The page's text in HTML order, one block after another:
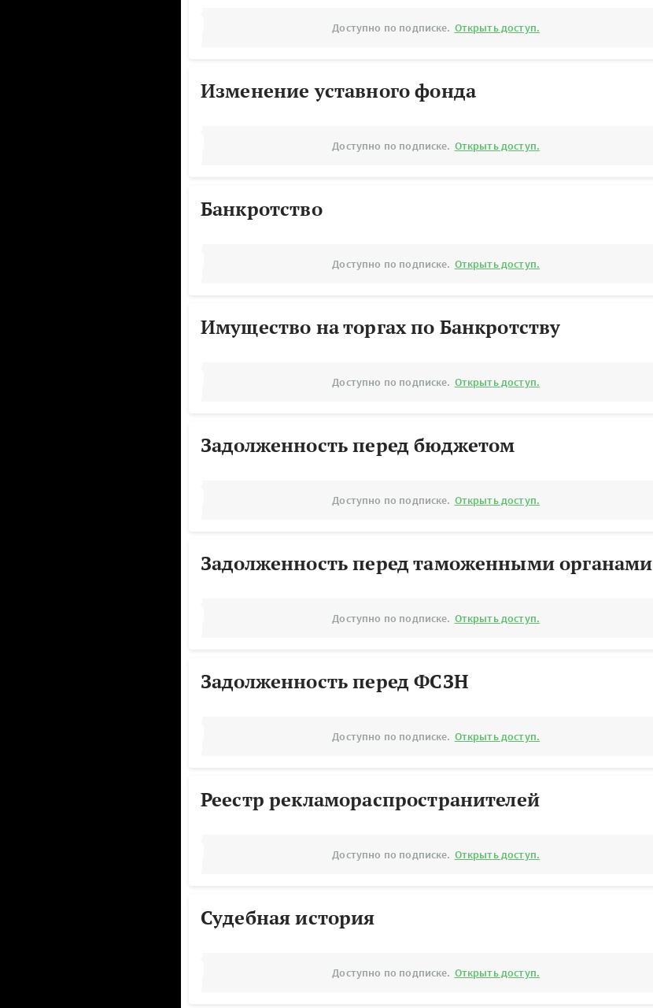
Доступно по подписке. Открыть доступ.
Изменение уставного фонда
Доступно по подписке. Открыть доступ.
Банкротство
Доступно по подписке. Открыть доступ.
Имущество на торгах по Банкротству
Доступно по подписке. Открыть доступ.
Задолженность перед бюджетом
Доступно по подписке. Открыть доступ.
Задолженность перед таможенными органами
Доступно по подписке. Открыть доступ.
Задолженность перед ФСЗН
Доступно по подписке. Открыть доступ.
Реестр рекламораспространителей
Доступно по подписке. Открыть доступ.
Судебная история
Доступно по подписке. Открыть доступ.